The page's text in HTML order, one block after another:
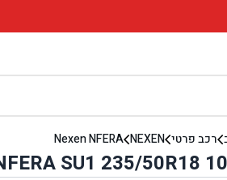
רכב פרטי NEXEN
Nexen NFERA
SU1 235/50R18